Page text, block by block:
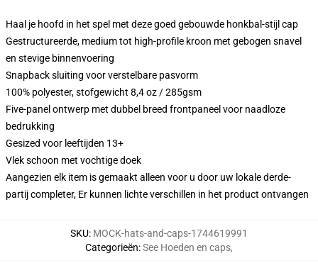
Haal je hoofd in het spel met deze goed gebouwde honkbal-stijl cap
Gestructureerde, medium tot high-profile kroon met gebogen snavel
en stevige binnenvoering
Snapback sluiting voor verstelbare pasvorm
100% polyester, stofgewicht 8,4 oz / 285gsm
Five-panel ontwerp met dubbel breed frontpaneel voor naadloze
bedrukking
Gesized voor leeftijden 13+
Vlek schoon met vochtige doek
Aangezien elk item is gemaakt alleen voor u door uw lokale derde-
partij completer, Er kunnen lichte verschillen in het product ontvangen
SKU: MOCK-hats-and-caps-1744619991
Categorieën:See Hoeden en caps,